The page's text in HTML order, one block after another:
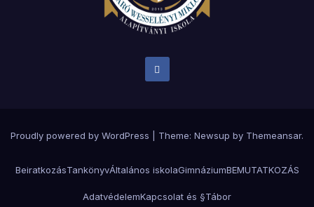
Proudly powered by WordPress Theme: Newsup by Themeansar.
BeiratkozásTankönyvÁltalános iskolaGimnáziumBEMUTATKOZÁS
AdatvédelemKapcsolat és §Tábor